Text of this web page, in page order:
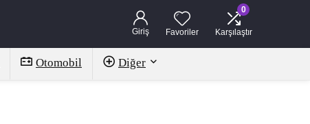
Giriş Favoriler
0
Karşılaştır
Otomobil Diğer